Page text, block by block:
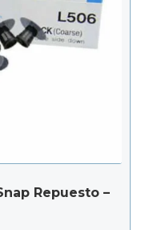
Repuesto –